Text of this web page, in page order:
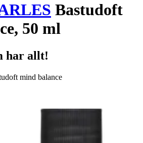
Bastudoft
50 ml
har allt!
mind balance